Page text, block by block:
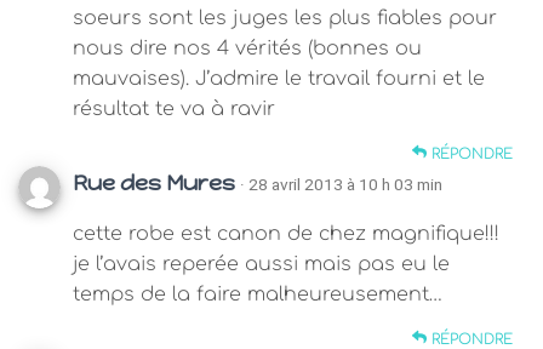
soeurs sont les juges les plus fiables pour
nous dire nos 4 vérités (bonnes ou
mauvaises). J’admire le travail fourni et le
résultat te va à ravir
RÉPONDRE
Rue des Mures · 28 avril 2013 à 10 h 03 min
cette robe est canon de chez magnifique!!!
je l’avais reperée aussi mais pas eu le
temps de la faire malheureusement…
RÉPONDRE